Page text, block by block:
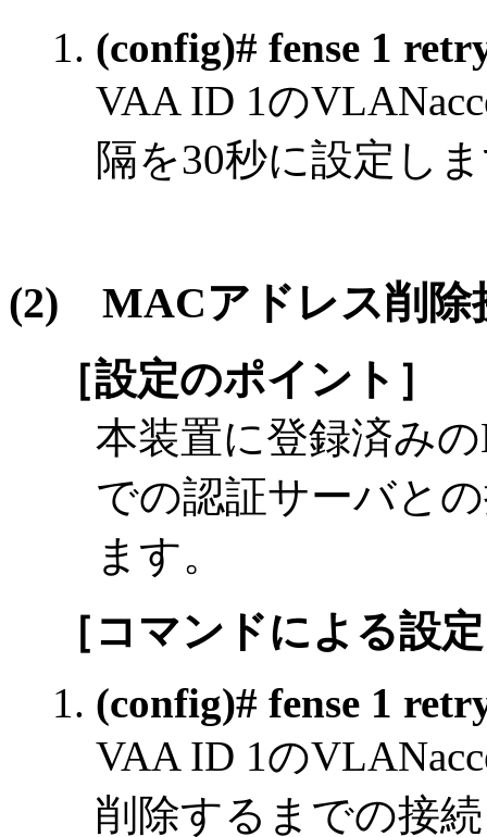
(config)# fense 1
VAA ID 1の
隔を30秒に設定し
(2) MACアドレス削除
［設定のポイント］
本装置に登録済み
での認証サーバと
ます。
［コマンドによる設
(config)# fense 1
VAA ID 1の
削除するまでの接